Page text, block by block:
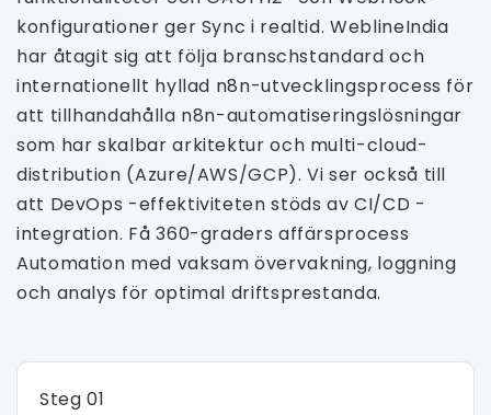
konfigurationer ger Sync i realtid. WeblineIndia
har åtagit sig att följa branschstandard och
internationellt hyllad n8n-utvecklingsprocess för
att tillhandahålla n8n-automatiseringslösningar
som har skalbar arkitektur och multi-cloud-
distribution (Azure/AWS/GCP). Vi ser också till
att DevOps -effektiviteten stöds av CI/CD -
integration. Få 360-graders affärsprocess
Automation med vaksam övervakning, loggning
och analys för optimal driftsprestanda.
Steg 01